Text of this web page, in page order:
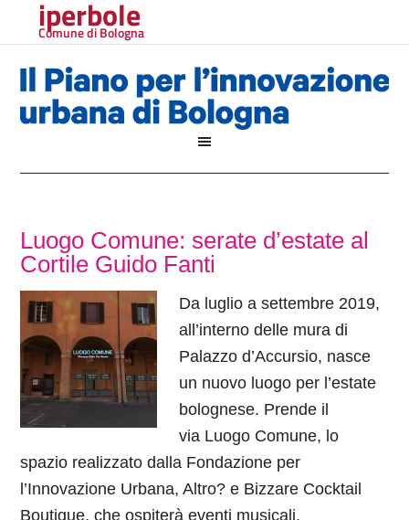
iperbole
Comune di Bologna
Luogo Comune: serate d’estate al
Cortile Guido Fanti
Da luglio a settembre 2019,
all’interno delle mura di
Palazzo d’Accursio, nasce
un nuovo luogo per l’estate
bolognese. Prende il
via Luogo Comune, lo
spazio realizzato dalla Fondazione per
l’Innovazione Urbana, Altro? e Bizzare Cocktail
Boutique, che ospiterà eventi musicali,